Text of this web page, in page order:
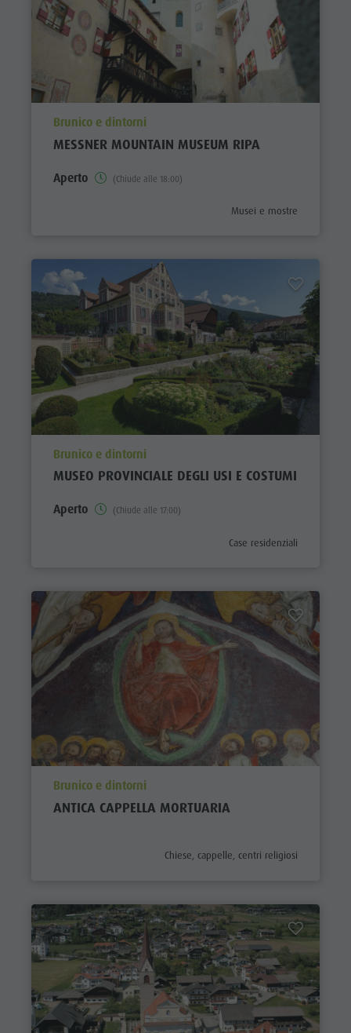
aria.poi_location_prefix
Brunico e dintorni
MESSNER MOUNTAIN MUSEUM RIPA
Aperto (Chiude alle 18:00)
aria.poi_category_prefix
Musei e mostre
aria.poi_location_prefix
Brunico e dintorni
MUSEO PROVINCIALE DEGLI USI E COSTUMI
Aperto (Chiude alle 17:00)
aria.poi_category_prefix
Case residenziali
aria.poi_location_prefix
Brunico e dintorni
ANTICA CAPPELLA MORTUARIA
aria.poi_category_prefix
Chiese, cappelle, centri religiosi